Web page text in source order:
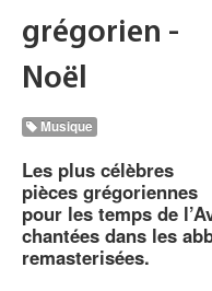
Agenda diocésain
Je donne
grégorien -
Noël
Musique
Les plus célèbres
pièces grégoriennes
pour les temps de
chantées dans les
remasterisées.